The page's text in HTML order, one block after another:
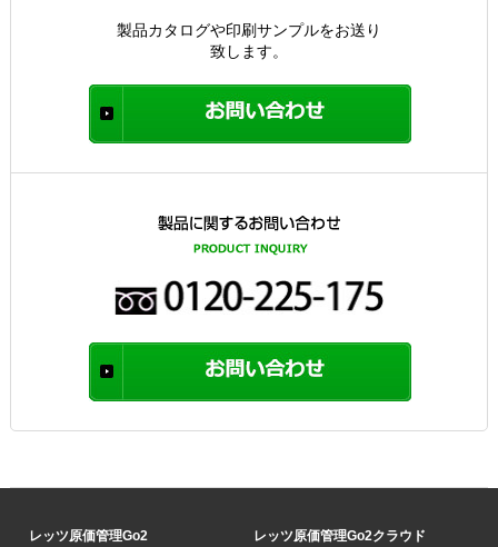
製品カタログや印刷サンプルをお送り
致します。
レッツ原価管理Go2 レッツ原価管理Go2クラウド